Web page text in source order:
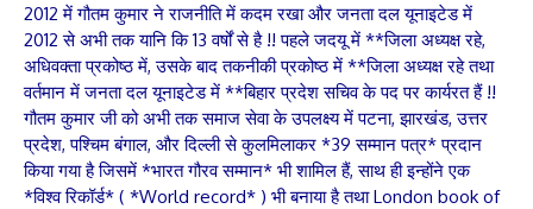
2012 में गौतम कुमार ने राजनीति में कदम रखा और जनता दल यूनाइटेड में
2012 से अभी तक यानि कि 13 वर्षों से है !! पहले जदयू में **जिला अध्यक्ष रहे,
अधिवक्ता प्रकोष्ठ में, उसके बाद तकनीकी प्रकोष्ठ में **जिला अध्यक्ष रहे तथा
वर्तमान में जनता दल यूनाइटेड में **बिहार प्रदेश सचिव के पद पर कार्यरत हैं !!
गौतम कुमार जी को अभी तक समाज सेवा के उपलक्ष्य में पटना, झारखंड, उत्तर
प्रदेश, पश्चिम बंगाल, और दिल्ली से कुलमिलाकर *39 सम्मान पत्र* प्रदान
किया गया है जिसमें *भारत गौरव सम्मान* भी शामिल हैं, साथ ही इन्होंने एक
*विश्व रिकॉर्ड* ( *World record* ) भी बनाया है तथा London book of